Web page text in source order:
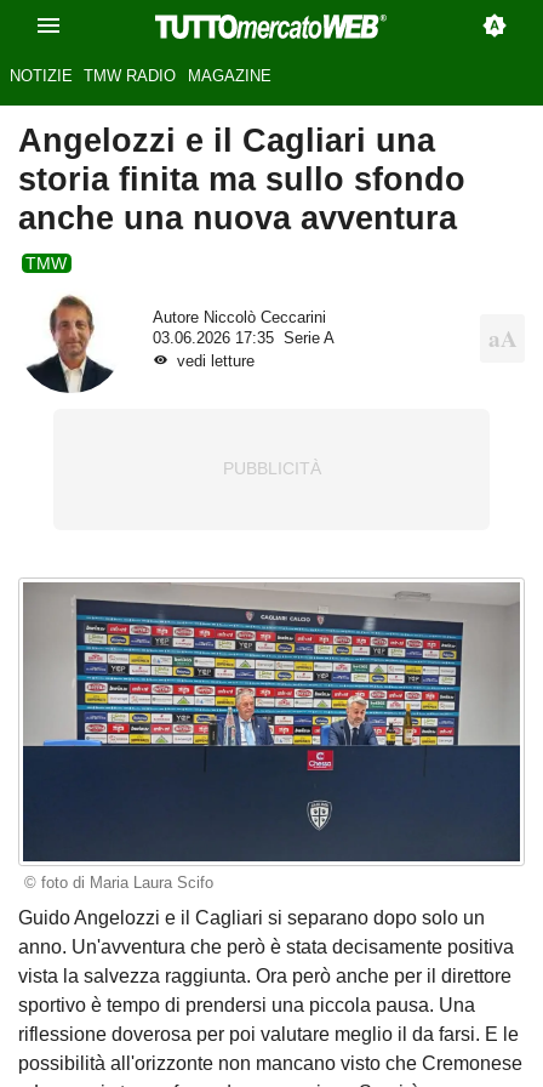
NOTIZIE TMW RADIO MAGAZINE
Angelozzi e il Cagliari una
storia finita ma sullo sfondo
anche una nuova avventura
TMW
Autore Niccolò Ceccarini
03.06.2026 17:35
Serie A
vedi letture
© foto di Maria Laura Scifo
Guido Angelozzi e il Cagliari si separano dopo solo un
anno. Un'avventura che però è stata decisamente positiva
vista la salvezza raggiunta. Ora però anche per il direttore
sportivo è tempo di prendersi una piccola pausa. Una
riflessione doverosa per poi valutare meglio il da farsi. E le
possibilità all'orizzonte non mancano visto che Cremonese